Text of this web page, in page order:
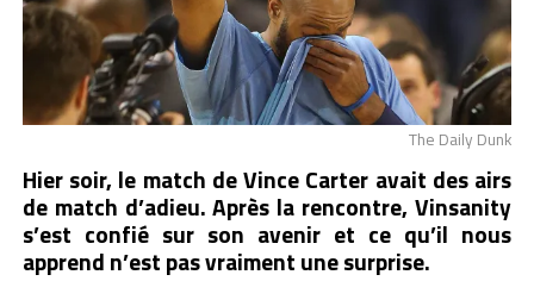
The Daily Dunk
Hier soir, le match de Vince Carter avait des airs
de match d’adieu. Après la rencontre, Vinsanity
s’est confié sur son avenir et ce qu’il nous
apprend n’est pas vraiment une surprise.